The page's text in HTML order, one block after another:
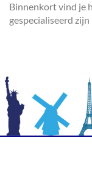
Binnenkort vind je
gespecialiseerd